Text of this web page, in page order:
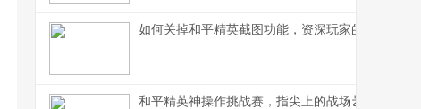
如何关掉和平精英截图功能，资深玩家的操作心得
和平精英神操作挑战赛，指尖上的战场艺术